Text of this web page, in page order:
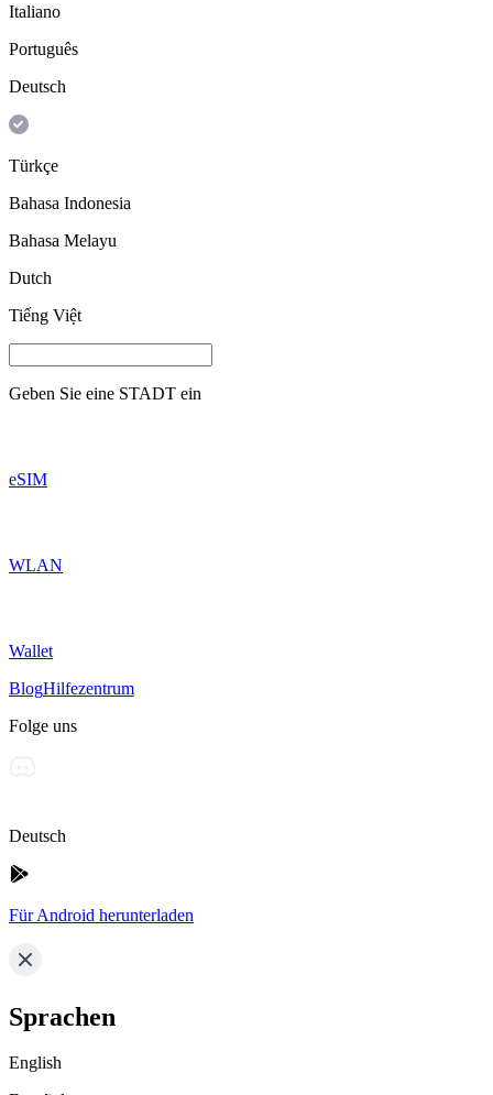
Italiano
Português
Deutsch
Türkçe
Bahasa Indonesia
Bahasa Melayu
Dutch
Tiếng Việt
Geben Sie eine STADT ein
eSIM
WLAN
Wallet
BlogHilfezentrum
Folge uns
Deutsch
Für Android herunterladen
Sprachen
English